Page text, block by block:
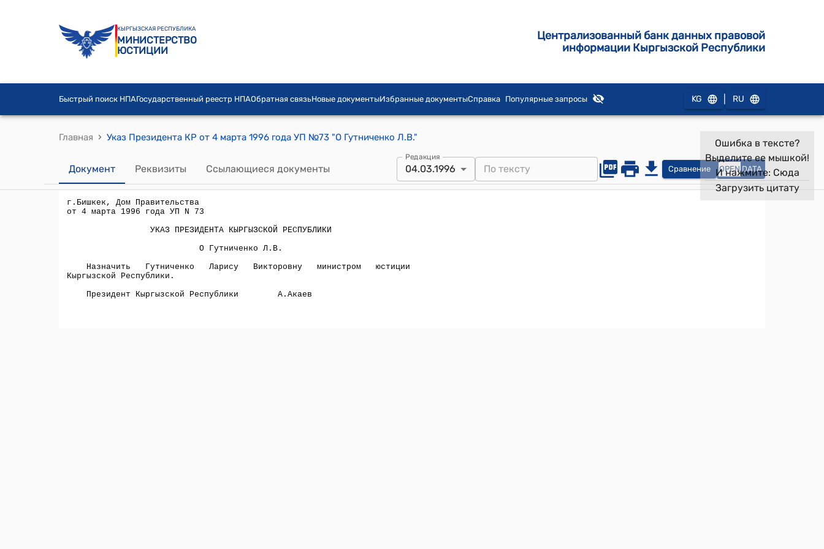
КЫРГЫЗСКАЯ РЕСПУБЛИКА
МИНИСТЕРСТВО
ЮСТИЦИИ
Централизованный банк данных правовой
информации Кыргызской Республики
Быстрый поиск НПАГосударственный реестр НПАОбратная связьНовые документыИзбранные документыСправка Популярные запросы KG RU
Главная › Указ Президента КР от 4 марта 1996 года УП №73 "О Гутниченко Л.В."
Документ Реквизиты Ссылающиеся документы
Редакция
04.03.1996 Сравнение OPEN DATA
Ошибка в тексте?
Выделите ее мышкой!
И нажмите: Сюда
Загрузить цитату